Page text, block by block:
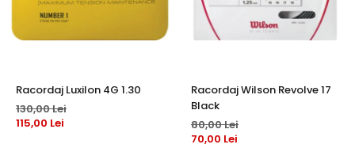
Racordaj Luxilon 4G 1.30
130,00 Lei
115,00 Lei
Racordaj Wilson Revolve 17
Black
80,00 Lei
70,00 Lei